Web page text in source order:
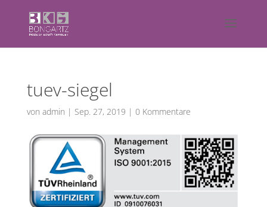
tuev-siegel
von admin | Sep. 27, 2019 | 0 Kommentare